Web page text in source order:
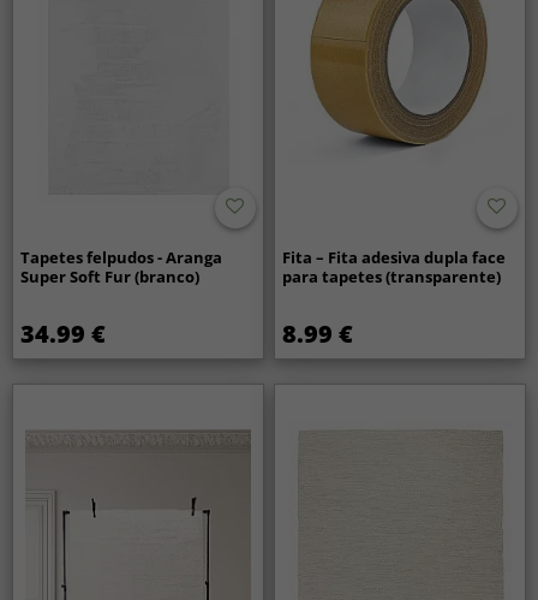
Tapetes felpudos - Aranga
Super Soft Fur (branco)
34.99 €
Fita – Fita adesiva dupla face
para tapetes (transparente)
8.99 €